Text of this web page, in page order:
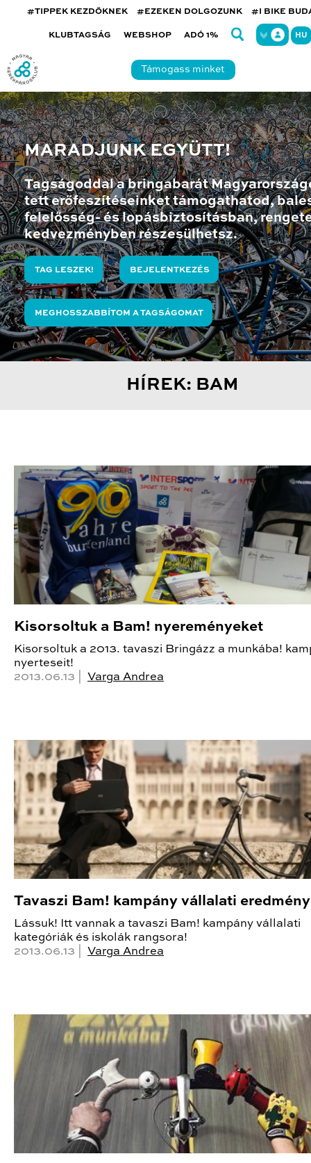
#TIPPEK KEZDŐKNEK #EZEKEN DOLGOZUNK #I BIKE
KLUBTAGSÁG WEBSHOP ADÓ 1% HU
Támogass minket
MARADJUNK EGYÜTT!
Tagságoddal a bringabarát
tett erőfeszítéseinket támogathatod,
felelősség- és lopásbiztosításban,
kedvezményben részesülhetsz.
TAG LESZEK! BEJELENTKEZÉS
MEGHOSSZABBÍTOM A TAGSÁGOMAT
HÍREK: BAM
Kisorsoltuk a Bam! nyereményeket
Kisorsoltuk a 2013. tavaszi Bringázz a munkába!
nyerteseit!
2013.06.13 | Varga Andrea
Tavaszi Bam! kampány vállalati
Lássuk! Itt vannak a tavaszi Bam! kampány vállalati
kategóriák és iskolák rangsora!
2013.06.13 | Varga Andrea